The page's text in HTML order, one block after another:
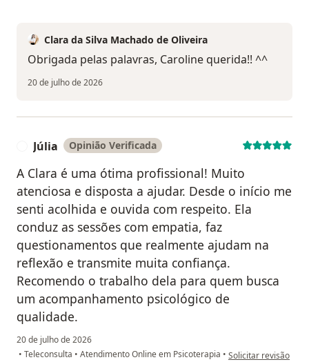
Clara da Silva Machado de Oliveira
Obrigada pelas palavras, Caroline querida!! ^^
20 de julho de 2026
Júlia Opinião Verificada
A Clara é uma ótima profissional! Muito
atenciosa e disposta a ajudar. Desde o início me
senti acolhida e ouvida com respeito. Ela
conduz as sessões com empatia, faz
questionamentos que realmente ajudam na
reflexão e transmite muita confiança.
Recomendo o trabalho dela para quem busca
um acompanhamento psicológico de
qualidade.
20 de julho de 2026
• Teleconsulta • Atendimento Online em Psicoterapia • na opinião do
Solicitar revisão